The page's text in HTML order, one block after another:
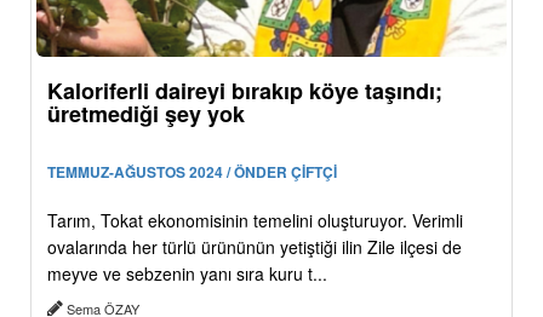
Kaloriferli daireyi bırakıp köye taşındı;
üretmediği şey yok
TEMMUZ-AĞUSTOS 2024 / ÖNDER ÇİFTÇİ
Tarım, Tokat ekonomisinin temelini oluşturuyor. Verimli
ovalarında her türlü ürününün yetiştiği ilin Zile ilçesi de
meyve ve sebzenin yanı sıra kuru t...
Sema ÖZAY